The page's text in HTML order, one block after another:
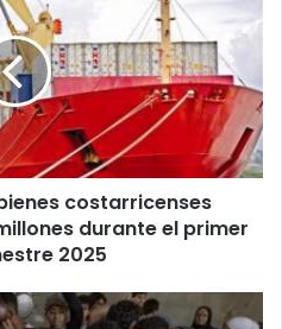
costarricenses
durante el primer
2025